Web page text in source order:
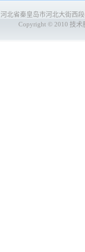
河北省秦皇岛市河北大街西
Copyright © 2010 技术